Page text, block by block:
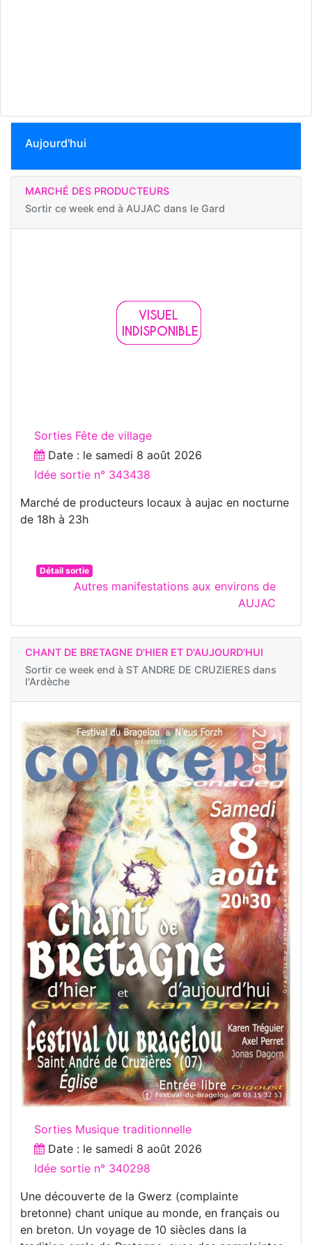
Aujourd'hui
MARCHÉ DES PRODUCTEURS
Sortir ce week end à AUJAC dans le Gard
Sorties Fête de village
Date : le samedi 8 août 2026
Idée sortie n° 343438
Marché de producteurs locaux à aujac en nocturne
de 18h à 23h
Détail sortie
Autres manifestations aux environs de
AUJAC
CHANT DE BRETAGNE D'HIER ET D'AUJOURD'HUI
Sortir ce week end à ST ANDRE DE CRUZIERES dans
l'Ardèche
Sorties Musique traditionnelle
Date : le samedi 8 août 2026
Idée sortie n° 340298
Une découverte de la Gwerz (complainte
bretonne) chant unique au monde, en français ou
en breton. Un voyage de 10 siècles dans la